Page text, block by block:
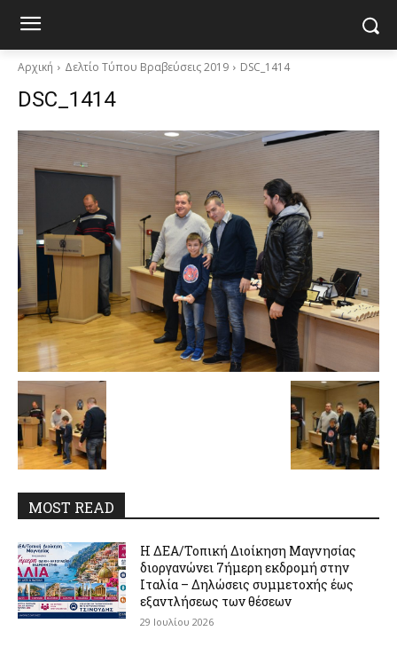
Αρχική Δελτίο Τύπου Βραβεύσεις 2019 DSC_1414
DSC_1414
MOST READ
Η ΔΕΑ/Τοπική Διοίκηση Μαγνησίας
διοργανώνει 7ήμερη εκδρομή στην
Ιταλία – Δηλώσεις συμμετοχής έως
εξαντλήσεως των θέσεων
29 Ιουλίου 2026